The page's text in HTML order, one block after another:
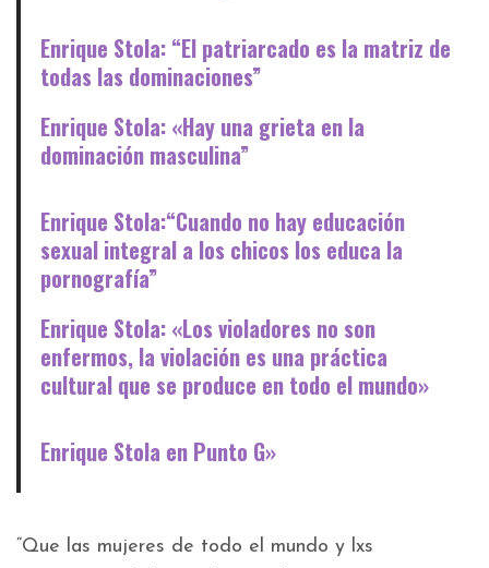
Enrique Stola: “El patriarcado es la matriz de
todas las dominaciones”
Enrique Stola: «Hay una grieta en la
dominación masculina”
Enrique Stola:“Cuando no hay educación
sexual integral a los chicos los educa la
pornografía”
Enrique Stola: «Los violadores no son
enfermos, la violación es una práctica
cultural que se produce en todo el mundo»
Enrique Stola en Punto G»
“Que las mujeres de todo el mundo y lxs